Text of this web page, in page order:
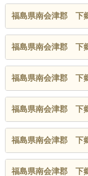
福島県南会津郡 下
福島県南会津郡 下
福島県南会津郡 下
福島県南会津郡 下
福島県南会津郡 下
福島県南会津郡 下